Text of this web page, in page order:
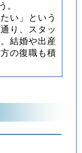
。
い」という
り、スタッ
結婚や出産
の復職も積